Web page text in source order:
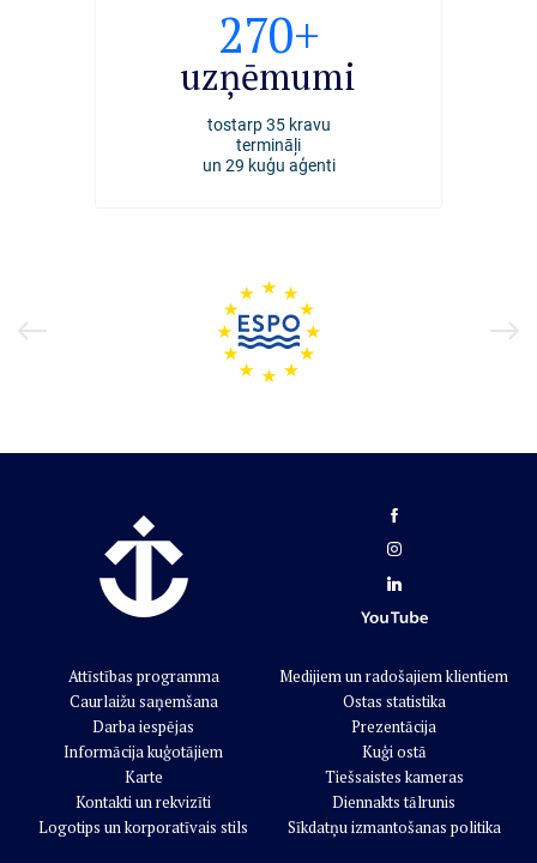
270+
uzņēmumi
tostarp 35 kravu
termināļi
un 29 kuģu aģenti
Attīstības programma
Caurlaižu saņemšana
Darba iespējas
Informācija kuģotājiem
Karte
Kontakti un rekvizīti
Logotips un korporatīvais stils
Medijiem un radošajiem klientiem
Ostas statistika
Prezentācija
Kuģi ostā
Tiešsaistes kameras
Diennakts tālrunis
Sīkdatņu izmantošanas politika